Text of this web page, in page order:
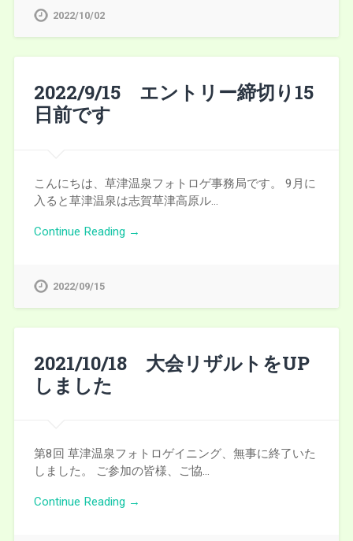
2022/10/02
2022/9/15 エントリー締切り15
日前です
こんにちは、草津温泉フォトロゲ事務局です。 9月に
入ると草津温泉は志賀草津高原ル…
Continue Reading →
2022/09/15
2021/10/18 大会リザルトをUP
しました
第8回 草津温泉フォトロゲイニング、無事に終了いた
しました。 ご参加の皆様、ご協…
Continue Reading →